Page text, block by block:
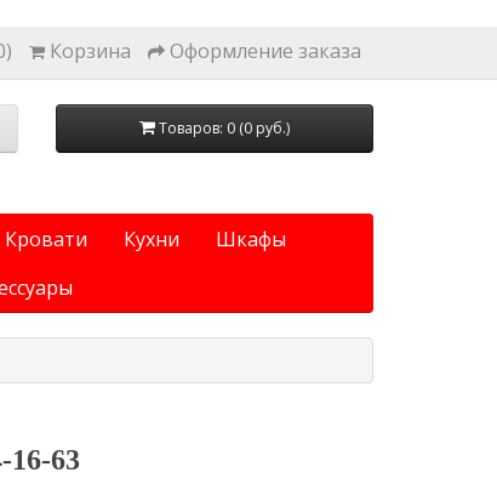
Корзина Оформление заказа
Товаров: 0 (0 руб.)
Кровати Кухни
Шкафы
16-63